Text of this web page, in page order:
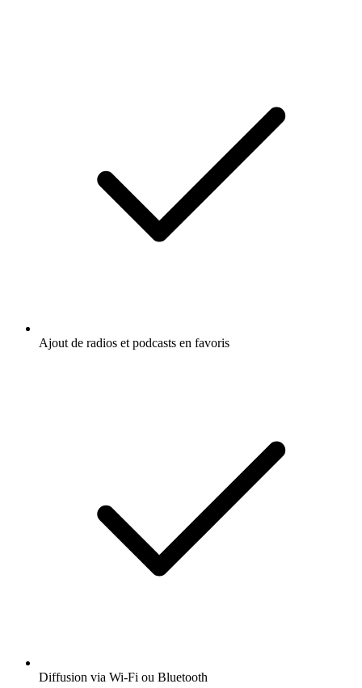
Ajout de radios et podcasts en favoris
Diffusion via Wi-Fi ou Bluetooth